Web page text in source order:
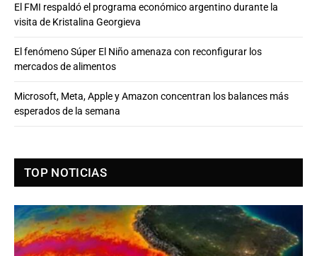
El FMI respaldó el programa económico argentino durante la
visita de Kristalina Georgieva
El fenómeno Súper El Niño amenaza con reconfigurar los
mercados de alimentos
Microsoft, Meta, Apple y Amazon concentran los balances más
esperados de la semana
TOP NOTICIAS